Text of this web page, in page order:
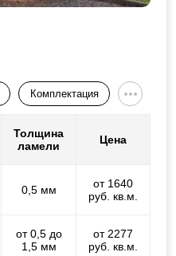
Комплектация
Толщина
ламели
Цена
0,5 мм
от 1640
руб. кв.м.
от 0,5 до
1,5 мм
от 2277
руб. кв.м.